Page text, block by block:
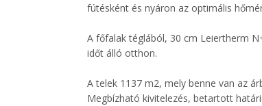
fútésként és nyáron az optimális
A főfalak téglából, 30 cm Leiertherm
időt álló otthon.
A telek 1137 m2, mely benne van az
Megbízható kivitelezés, betartott